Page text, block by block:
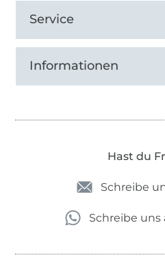
Service
Informationen
Hast du
Schreibe
Schreibe uns